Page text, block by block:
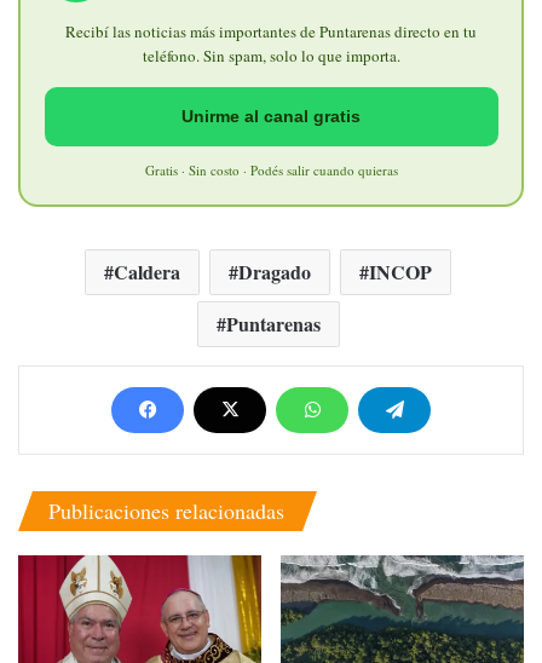
Recibí las noticias más importantes de Puntarenas directo en tu
teléfono. Sin spam, solo lo que importa.
Unirme al canal gratis
Gratis · Sin costo · Podés salir cuando quieras
Caldera Dragado
INCOP
Puntarenas
Publicaciones relacionadas